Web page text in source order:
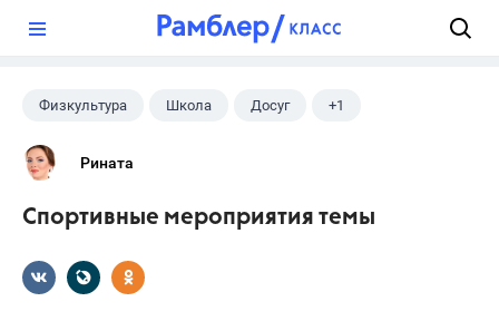
Физкультура Школа Досуг +1
Внеклассная жизнь
Рината
Спортивные мероприятия темы